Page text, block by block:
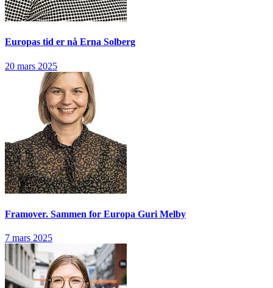
Europas tid er nå Erna Solberg
20 mars 2025
Framover. Sammen for Europa Guri Melby
7 mars 2025